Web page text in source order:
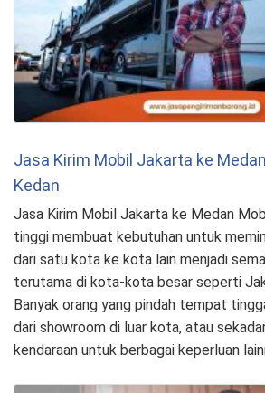
Jasa Kirim Mobil Jakarta ke
Kedan
Jasa Kirim Mobil Jakarta ke Medan
tinggi membuat kebutuhan untuk
dari satu kota ke kota lain menjadi
terutama di kota-kota besar seperti
Banyak orang yang pindah tempat
dari showroom di luar kota, atau
kendaraan untuk berbagai keperluan